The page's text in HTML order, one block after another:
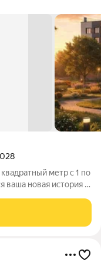
метр с 1 по
ваша новая история 1.
49 квартир,